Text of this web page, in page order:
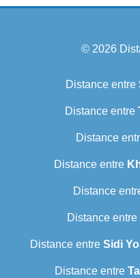
© 2026
Distance entre
Distance entre
Distance
Distance entre
Distance
Distance entre
Distance entre Sidi
Distance entre